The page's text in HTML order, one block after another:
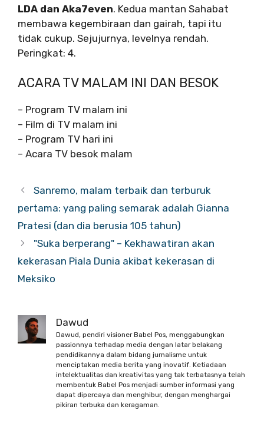
LDA dan Aka7even. Kedua mantan Sahabat
membawa kegembiraan dan gairah, tapi itu
tidak cukup. Sejujurnya, levelnya rendah.
Peringkat: 4.
ACARA TV MALAM INI DAN BESOK
– Program TV malam ini
– Film di TV malam ini
– Program TV hari ini
– Acara TV besok malam
Sanremo, malam terbaik dan terburuk
pertama: yang paling semarak adalah Gianna
Pratesi (dan dia berusia 105 tahun)
"Suka berperang" – Kekhawatiran akan
kekerasan Piala Dunia akibat kekerasan di
Meksiko
Dawud
Dawud, pendiri visioner Babel Pos, menggabungkan
passionnya terhadap media dengan latar belakang
pendidikannya dalam bidang jurnalisme untuk
menciptakan media berita yang inovatif. Ketiadaan
intelektualitas dan kreativitas yang tak terbatasnya telah
membentuk Babel Pos menjadi sumber informasi yang
dapat dipercaya dan menghibur, dengan menghargai
pikiran terbuka dan keragaman.